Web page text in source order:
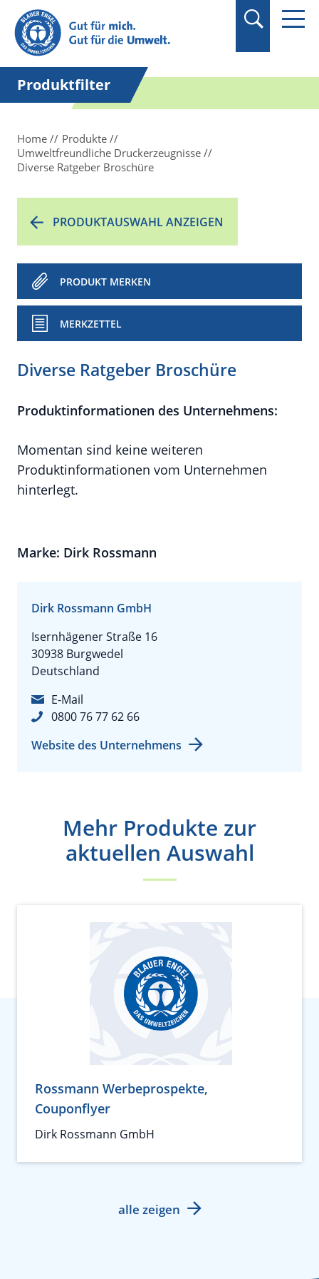
Suchbegriff in
Anführungszeichen
setzen.
Produktfilter
Home
Produkte
Umweltfreundliche Druckerzeugnisse
Diverse Ratgeber Broschüre
PRODUKTAUSWAHL ANZEIGEN
PRODUKT MERKEN
MERKZETTEL
Diverse Ratgeber Broschüre
Produktinformationen des Unternehmens:
Momentan sind keine weiteren
Produktinformationen vom Unternehmen
hinterlegt.
Marke: Dirk Rossmann
Dirk Rossmann GmbH
Isernhägener Straße 16
30938 Burgwedel
Deutschland
E-Mail
0800 76 77 62 66
Website des Unternehmens
Mehr Produkte zur
aktuellen Auswahl
Rossmann Werbeprospekte,
Couponflyer
Dirk Rossmann GmbH
alle zeigen